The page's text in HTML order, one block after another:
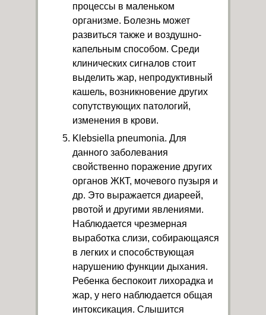
процессы в маленьком
организме. Болезнь может
развиться также и воздушно-
капельным способом. Среди
клинических сигналов стоит
выделить жар, непродуктивный
кашель, возникновение других
сопутствующих патологий,
изменения в крови.
Klebsiella pneumonia. Для
данного заболевания
свойственно поражение других
органов ЖКТ, мочевого пузыря и
др. Это выражается диареей,
рвотой и другими явлениями.
Наблюдается чрезмерная
выработка слизи, собирающаяся
в легких и способствующая
нарушению функции дыхания.
Ребенка беспокоит лихорадка и
жар, у него наблюдается общая
интоксикация. Слышится